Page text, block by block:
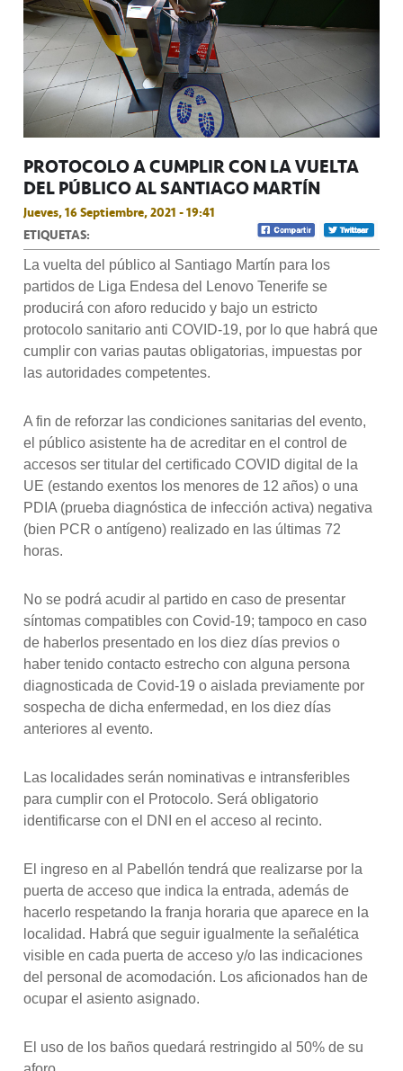
PROTOCOLO A CUMPLIR CON LA VUELTA
DEL PÚBLICO AL SANTIAGO MARTÍN
Jueves, 16 Septiembre, 2021 - 19:41
ETIQUETAS:
La vuelta del público al Santiago Martín para los
partidos de Liga Endesa del Lenovo Tenerife se
producirá con aforo reducido y bajo un estricto
protocolo sanitario anti COVID-19, por lo que habrá que
cumplir con varias pautas obligatorias, impuestas por
las autoridades competentes.
A fin de reforzar las condiciones sanitarias del evento,
el público asistente ha de acreditar en el control de
accesos ser titular del certificado COVID digital de la
UE (estando exentos los menores de 12 años) o una
PDIA (prueba diagnóstica de infección activa) negativa
(bien PCR o antígeno) realizado en las últimas 72
horas.
No se podrá acudir al partido en caso de presentar
síntomas compatibles con Covid-19; tampoco en caso
de haberlos presentado en los diez días previos o
haber tenido contacto estrecho con alguna persona
diagnosticada de Covid-19 o aislada previamente por
sospecha de dicha enfermedad, en los diez días
anteriores al evento.
Las localidades serán nominativas e intransferibles
para cumplir con el Protocolo. Será obligatorio
identificarse con el DNI en el acceso al recinto.
El ingreso en al Pabellón tendrá que realizarse por la
puerta de acceso que indica la entrada, además de
hacerlo respetando la franja horaria que aparece en la
localidad. Habrá que seguir igualmente la señalética
visible en cada puerta de acceso y/o las indicaciones
del personal de acomodación. Los aficionados han de
ocupar el asiento asignado.
El uso de los baños quedará restringido al 50% de su